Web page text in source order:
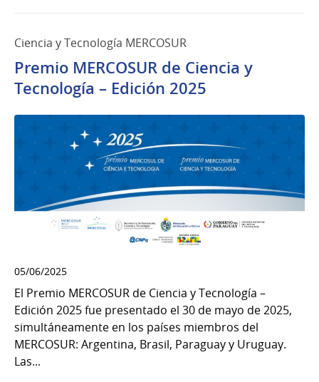
Ciencia y Tecnología MERCOSUR
Premio MERCOSUR de Ciencia y
Tecnología – Edición 2025
05/06/2025
El Premio MERCOSUR de Ciencia y Tecnología –
Edición 2025 fue presentado el 30 de mayo de 2025,
simultáneamente en los países miembros del
MERCOSUR: Argentina, Brasil, Paraguay y Uruguay.
Las...